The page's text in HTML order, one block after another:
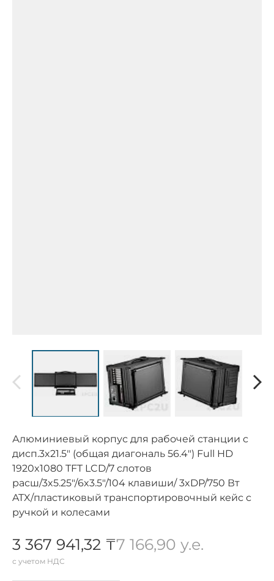
Алюминиевый корпус для рабочей станции с
дисп.3x21.5" (общая диагональ 56.4") Full HD
1920x1080 TFT LCD/7 слотов
расш/3x5.25"/6x3.5"/104 клавиши/ 3xDP/750 Вт
ATX/пластиковый транспортировочный кейс с
ручкой и колесами
3 367 941,32 ₸7 166,90 у.е.
с учетом НДС